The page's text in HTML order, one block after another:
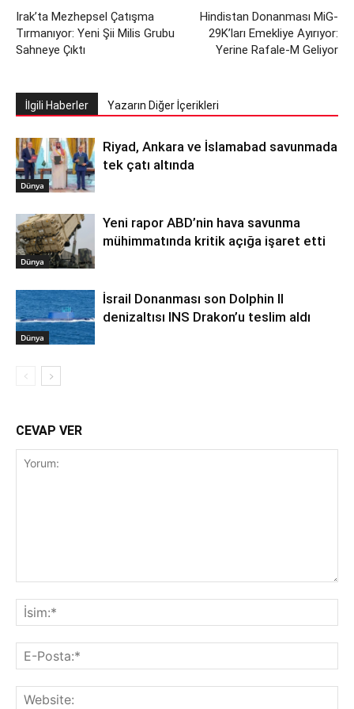
Irak’ta Mezhepsel Çatışma
Tırmanıyor: Yeni Şii Milis Grubu
Sahneye Çıktı
Hindistan Donanması MiG-
29K’ları Emekliye Ayırıyor:
Yerine Rafale-M Geliyor
İlgili Haberler Yazarın Diğer İçerikleri
Dünya
Riyad, Ankara ve İslamabad savunmada
tek çatı altında
Dünya
Yeni rapor ABD’nin hava savunma
mühimmatında kritik açığa işaret etti
Dünya
İsrail Donanması son Dolphin II
denizaltısı INS Drakon’u teslim aldı
CEVAP VER